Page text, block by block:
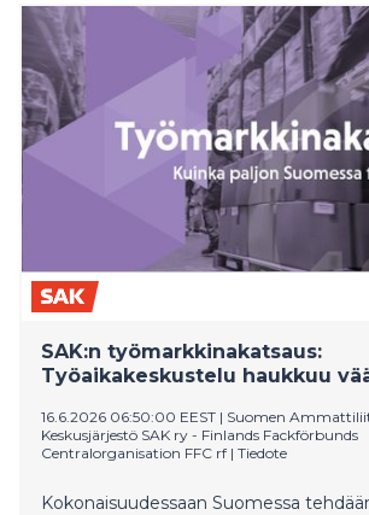
SAK:n työmarkkinakatsaus:
Työaikakeskustelu haukkuu
16.6.2026 06:50:00 EEST | Suomen
Keskusjärjestö SAK ry - Finlands Fackförbunds
Centralorganisation FFC rf | Tiedote
Kokonaisuudessaan Suomessa